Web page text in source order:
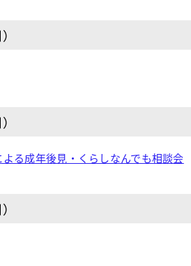
る成年後見・くらしなんでも相談会